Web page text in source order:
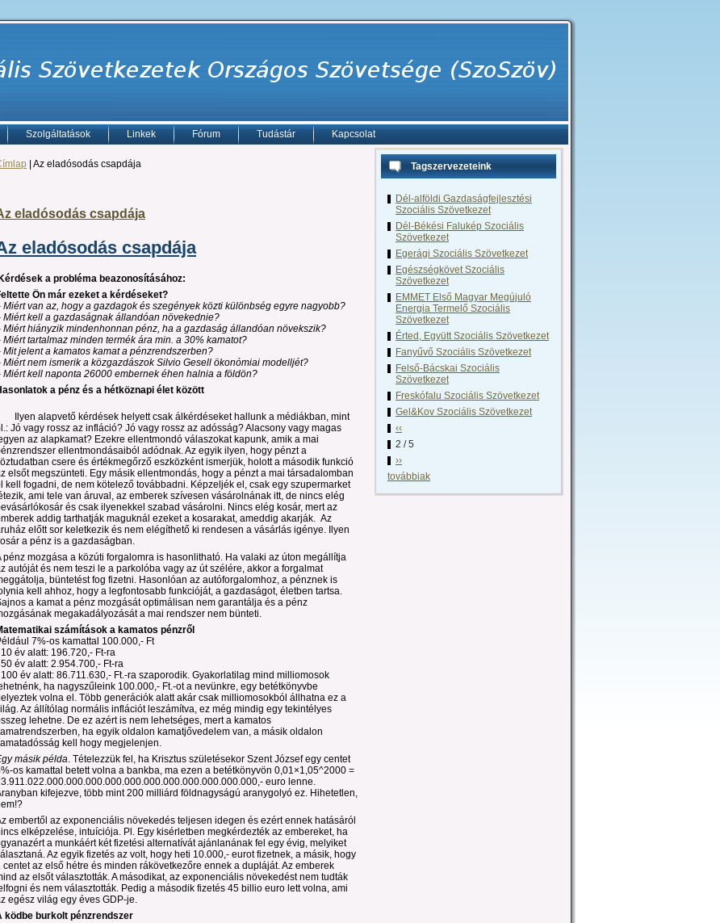
Szolgáltatások Linkek Fórum Tudástár Kapcsolat
| Az eladósodás csapdája
eladósodás csapdája
eladósodás csapdája
Kérdések a probléma beazonosításához:
Ön már ezeket a kérdéseket?
Miért van az, hogy a gazdagok és szegények közti különbség egyre nagyobb?
Miért kell a gazdaságnak állandóan növekednie?
Miért hiányzik mindenhonnan pénz, ha a gazdaság állandóan növekszik?
Miért tartalmaz minden termék ára min. a 30% kamatot?
Mit jelent a kamatos kamat a pénzrendszerben?
Miért nem ismerik a közgazdászok Silvio Gesell ökonómiai modelljét?
Miért kell naponta 26000 embernek éhen halnia a földön?
a pénz és a hétköznapi élet között
Ilyen alapvető kérdések helyett csak álkérdéseket hallunk a médiákban, mint
Jó vagy rossz az infláció? Jó vagy rossz az adósság? Alacsony vagy magas
az alapkamat? Ezekre ellentmondó válaszokat kapunk, amik a mai
ellentmondásaiból adódnak. Az egyik ilyen, hogy pénzt a
csere és értékmegőrző eszközként ismerjük, holott a második funkció
elsőt megszünteti. Egy másik ellentmondás, hogy a pénzt a mai társadalomban
kell fogadni, de nem kötelező továbbadni. Képzeljék el, csak egy szupermarket
ami tele van áruval, az emberek szívesen vásárolnának itt, de nincs elég
és csak ilyenekkel szabad vásárolni. Nincs elég kosár, mert az
addig tarthatják maguknál ezeket a kosarakat, ameddig akarják. Az
előtt sor keletkezik és nem elégíthető ki rendesen a vásárlás igénye. Ilyen
a pénz is a gazdaságban.
pénz mozgása a közúti forgalomra is hasonlitható. Ha valaki az úton megállítja
autóját és nem teszi le a parkolóba vagy az út szélére, akkor a forgalmat
büntetést fog fizetni. Hasonlóan az autóforgalomhoz, a pénznek is
kell ahhoz, hogy a legfontosabb funkcióját, a gazdaságot, életben tartsa.
a kamat a pénz mozgását optimálisan nem garantálja és a pénz
megakadályozását a mai rendszer nem bünteti.
számítások a kamatos pénzről
7%-os kamattal 100.000,- Ft
év alatt: 196.720,- Ft-ra
év alatt: 2.954.700,- Ft-ra
év alatt: 86.711.630,- Ft.-ra szaporodik. Gyakorlatilag mind milliomosok
ha nagyszűleink 100.000,- Ft.-ot a nevünkre, egy betétkönyvbe
volna el. Több generációk alatt akár csak milliomosokból állhatna ez a
Az állítólag normális inflációt leszámítva, ez még mindig egy tekintélyes
lehetne. De ez azért is nem lehetséges, mert a kamatos
ha egyik oldalon kamatjővedelem van, a másik oldalon
kell hogy megjelenjen.
másik példa. Tételezzük fel, ha Krisztus születésekor Szent József egy centet
os kamattal betett volna a bankba, ma ezen a betétkönyvön 0,01×1,05^2000 =
euro lenne.
kifejezve, több mint 200 milliárd földnagyságú aranygolyó ez. Hihetetlen,
embertől az exponenciális növekedés teljesen idegen és ezért ennek hatásáról
elképzelése, intuíciója. Pl. Egy kisérletben megkérdezték az embereket, ha
a munkáért két fizetési alternatívát ajánlanának fel egy évig, melyiket
Az egyik fizetés az volt, hogy heti 10.000,- eurot fizetnek, a másik, hogy
centet az első hétre és minden rákövetkezőre ennek a dupláját. Az emberek
az elsőt választották. A másodikat, az exponenciális növekedést nem tudták
és nem választották. Pedig a második fizetés 45 billio euro lett volna, ami
egész világ egy éves GDP-je.
ködbe burkolt pénzrendszer
Tagszervezeteink
Dél-alföldi Gazdaságfejlesztési
Szociális Szövetkezet
Dél-Békési Falukép Szociális
Szövetkezet
Egerági Szociális Szövetkezet
Egészségkövet Szociális
Szövetkezet
EMMET Első Magyar Megújuló
Energia Termelő Szociális
Szövetkezet
Érted, Együtt Szociális Szövetkezet
Fanyűvő Szociális Szövetkezet
Felső-Bácskai Szociális
Szövetkezet
Freskófalu Szociális Szövetkezet
Gel&Kov Szociális Szövetkezet
‹‹
2 / 5
››
továbbiak